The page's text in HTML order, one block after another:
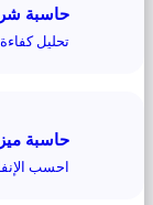
حاسبة
تحليل
حاسبة
احسب